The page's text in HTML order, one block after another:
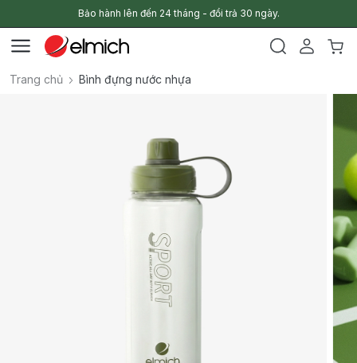
Bảo hành lên đến 24 tháng - đổi trả 30 ngày.
Trang chủ Bình đựng nước nhựa